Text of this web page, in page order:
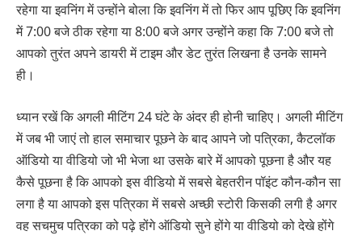
रहेगा या इवनिंग में उन्होंने बोला कि इवनिंग में तो फिर आप पूछिए कि इवनिंग
में 7:00 बजे ठीक रहेगा या 8:00 बजे अगर उन्होंने कहा कि 7:00 बजे तो
आपको तुरंत अपने डायरी में टाइम और डेट तुरंत लिखना है उनके सामने
ही।
ध्यान रखें कि अगली मीटिंग 24 घंटे के अंदर ही होनी चाहिए। अगली मीटिंग
में जब भी जाएं तो हाल समाचार पूछने के बाद आपने जो पत्रिका, कैटलॉक
ऑडियो या वीडियो जो भी भेजा था उसके बारे में आपको पूछना है और यह
कैसे पूछना है कि आपको इस वीडियो में सबसे बेहतरीन पॉइंट कौन-कौन सा
लगा है या आपको इस पत्रिका में सबसे अच्छी स्टोरी किसकी लगी है अगर
वह सचमुच पत्रिका को पढ़े होंगे ऑडियो सुने होंगे या वीडियो को देखे होंगे